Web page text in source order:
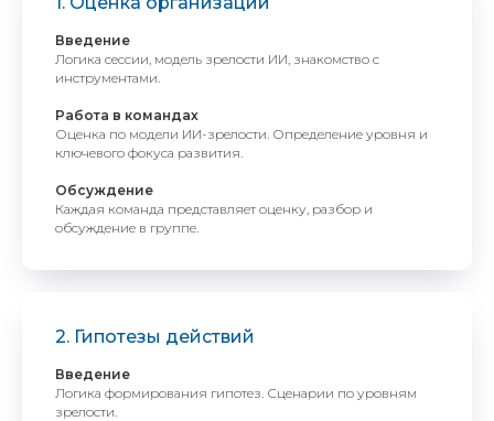
Введение
Логика сессии, модель зрелости ИИ, знакомство с
инструментами.
Работа в командах
Оценка по модели ИИ-зрелости. Определение уровня и
ключевого фокуса развития.
Обсуждение
Каждая команда представляет оценку, разбор и
обсуждение в группе.
2. Гипотезы действий
Введение
Логика формирования гипотез. Сценарии по уровням
зрелости.